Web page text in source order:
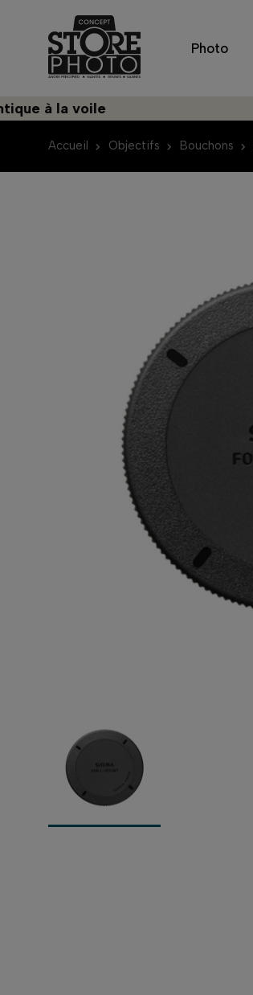
Photo
voile
Accueil Objectifs Bouchons